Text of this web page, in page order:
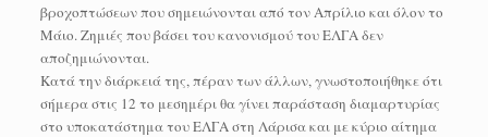
βροχοπτώσεων που σημειώνονται από τον Απρίλιο και όλον το
Μάιο. Ζημιές που βάσει του κανονισμού του ΕΛΓΑ δεν
αποζημιώνονται.
Κατά την διάρκειά της, πέραν των άλλων, γνωστοποιήθηκε ότι
σήμερα στις 12 το μεσημέρι θα γίνει παράσταση διαμαρτυρίας
στο υποκατάστημα του ΕΛΓΑ στη Λάρισα και με κύριο αίτημα